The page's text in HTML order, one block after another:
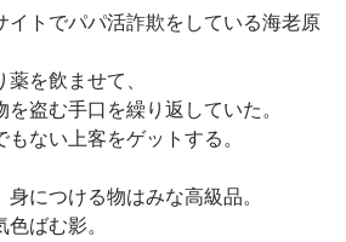
イトでパパ活詐欺をしている海老原
を飲ませて、
盗む手口を繰り返していた。
ない上客をゲットする。
につける物はみな高級品。
ばむ影。